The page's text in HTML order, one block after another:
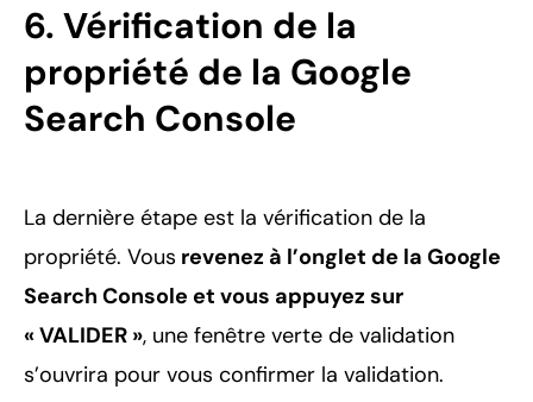
6. Vérification de la
propriété de la Google
Search Console
La dernière étape est la vérification de la
propriété. Vous revenez à l’onglet de la Google
Search Console et vous appuyez sur
« VALIDER », une fenêtre verte de validation
s’ouvrira pour vous confirmer la validation.